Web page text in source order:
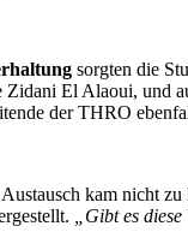
sorgten die
El Alaoui, und
der THRO
kam nicht
„Gibt es